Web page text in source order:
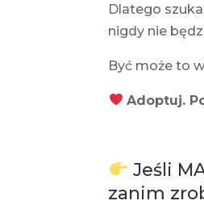
Dlatego
nigdy nie
Być może to
Adoptuj.
Jeśli
zanim